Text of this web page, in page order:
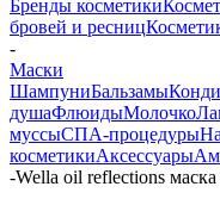
Бренды косметики
бровей и ресниц
-
Маски
ШампуниБальзамы
душаФлюидыМолочко
муссыСПА-процедуры
косметикиАксессуары
-Wella oil reflections